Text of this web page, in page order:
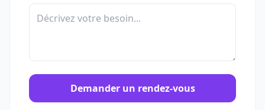
Demander un rendez-vous